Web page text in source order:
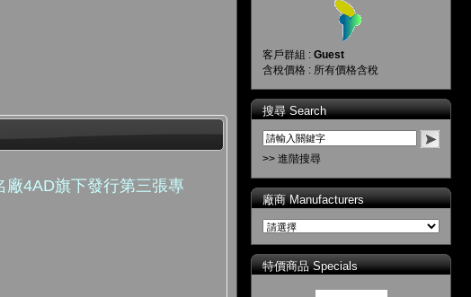
4AD旗下發行第三張專
客戶群組 : Guest
含稅價格 : 所有價格含稅
搜尋 Search
>> 進階搜尋
廠商 Manufacturers
特價商品 Specials